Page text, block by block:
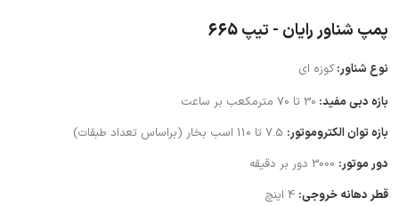
پمپ شناور رایان - تیپ 665
نوع شناور:کوزه ای
بازه دبی مفید: 30 تا 70 مترمکعب بر ساعت
بازه توان الکتروموتور:
دور موتور:
قطر دهانه خروجی: 4 اینچ